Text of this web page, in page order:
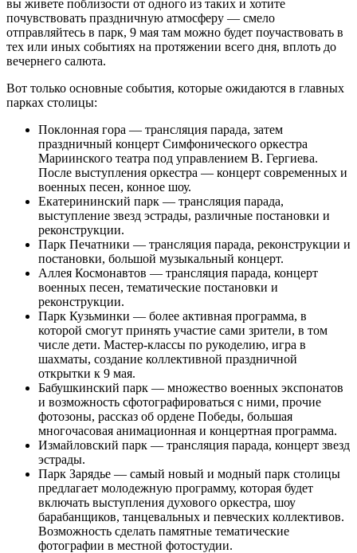
вы живете поблизости от одного из таких и хотите
почувствовать праздничную атмосферу — смело
отправляйтесь в парк, 9 мая там можно будет поучаствовать в
тех или иных событиях на протяжении всего дня, вплоть до
вечернего салюта.
Вот только основные события, которые ожидаются в главных
парках столицы:
Поклонная гора — трансляция парада, затем
праздничный концерт Симфонического оркестра
Мариинского театра под управлением В. Гергиева.
После выступления оркестра — концерт современных и
военных песен, конное шоу.
Екатерининский парк — трансляция парада,
выступление звезд эстрады, различные постановки и
реконструкции.
Парк Печатники — трансляция парада, реконструкции и
постановки, большой музыкальный концерт.
Аллея Космонавтов — трансляция парада, концерт
военных песен, тематические постановки и
реконструкции.
Парк Кузьминки — более активная программа, в
которой смогут принять участие сами зрители, в том
числе дети. Мастер-классы по рукоделию, игра в
шахматы, создание коллективной праздничной
открытки к 9 мая.
Бабушкинский парк — множество военных экспонатов
и возможность сфотографироваться с ними, прочие
фотозоны, рассказ об ордене Победы, большая
многочасовая анимационная и концертная программа.
Измайловский парк — трансляция парада, концерт звезд
эстрады.
Парк Зарядье — самый новый и модный парк столицы
предлагает молодежную программу, которая будет
включать выступления духового оркестра, шоу
барабанщиков, танцевальных и певческих коллективов.
Возможность сделать памятные тематические
фотографии в местной фотостудии.